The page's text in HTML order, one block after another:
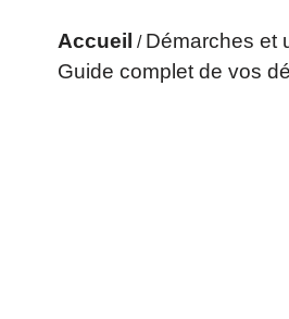
Accueil / Démarches et
Guide complet de vos